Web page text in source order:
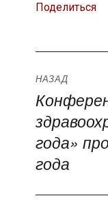
Поделиться
по
записям
НАЗАД
Предыдущая
запись:
года»
года